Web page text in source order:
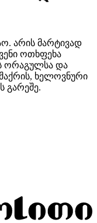
არის მარტივად
ოთხფეხა
ორაგულსა და
შაქრის, ხელოვნური
გარეშე.